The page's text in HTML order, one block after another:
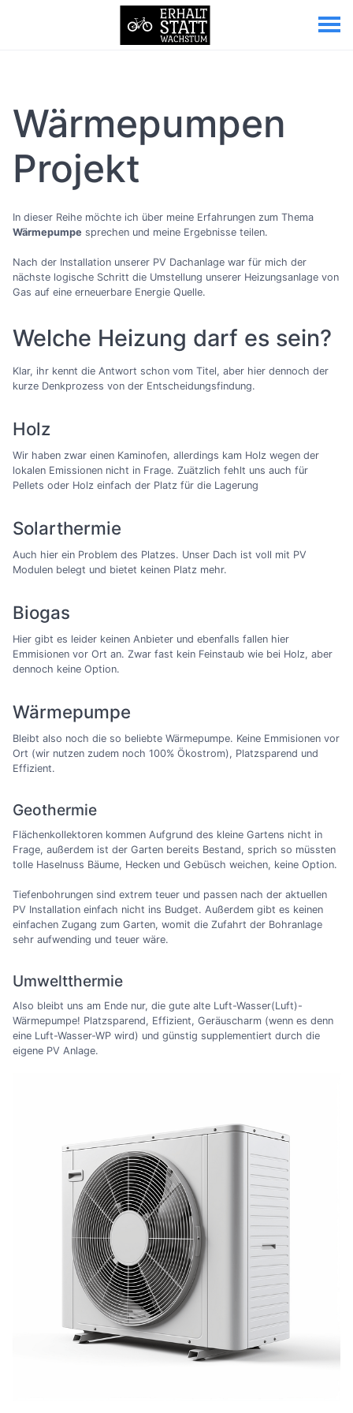
Wärmepumpen
Projekt
In dieser Reihe möchte ich über meine Erfahrungen zum Thema
Wärmepumpe sprechen und meine Ergebnisse teilen.
Nach der Installation unserer PV Dachanlage war für mich der
nächste logische Schritt die Umstellung unserer Heizungsanlage von
Gas auf eine erneuerbare Energie Quelle.
Welche Heizung darf es sein?
Klar, ihr kennt die Antwort schon vom Titel, aber hier dennoch der
kurze Denkprozess von der Entscheidungsfindung.
Holz
Wir haben zwar einen Kaminofen, allerdings kam Holz wegen der
lokalen Emissionen nicht in Frage. Zuätzlich fehlt uns auch für
Pellets oder Holz einfach der Platz für die Lagerung
Solarthermie
Auch hier ein Problem des Platzes. Unser Dach ist voll mit PV
Modulen belegt und bietet keinen Platz mehr.
Biogas
Hier gibt es leider keinen Anbieter und ebenfalls fallen hier
Emmisionen vor Ort an. Zwar fast kein Feinstaub wie bei Holz, aber
dennoch keine Option.
Wärmepumpe
Bleibt also noch die so beliebte Wärmepumpe. Keine Emmisionen vor
Ort (wir nutzen zudem noch 100% Ökostrom), Platzsparend und
Effizient.
Geothermie
Flächenkollektoren kommen Aufgrund des kleine Gartens nicht in
Frage, außerdem ist der Garten bereits Bestand, sprich so müssten
tolle Haselnuss Bäume, Hecken und Gebüsch weichen, keine Option.
Tiefenbohrungen sind extrem teuer und passen nach der aktuellen
PV Installation einfach nicht ins Budget. Außerdem gibt es keinen
einfachen Zugang zum Garten, womit die Zufahrt der Bohranlage
sehr aufwending und teuer wäre.
Umweltthermie
Also bleibt uns am Ende nur, die gute alte Luft-Wasser(Luft)-
Wärmepumpe! Platzsparend, Effizient, Geräuscharm (wenn es denn
eine Luft-Wasser-WP wird) und günstig supplementiert durch die
eigene PV Anlage.